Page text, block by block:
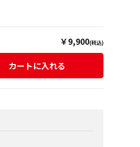
￥9,900(税込)
カートに入れる